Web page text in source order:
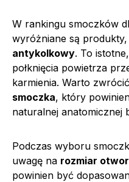
W rankingu smoczków
wyróżniane są
antykolkowy. To
połknięcia powietrza
karmienia. Warto
smoczka, który
naturalnej anatomicznej
Podczas wyboru
uwagę na rozmiar
powinien być